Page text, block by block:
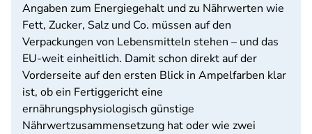
Angaben zum Energiegehalt und zu Nährwerten wie
Fett, Zucker, Salz und Co. müssen auf den
Verpackungen von Lebensmitteln stehen – und das
EU-weit einheitlich. Damit schon direkt auf der
Vorderseite auf den ersten Blick in Ampelfarben klar
ist, ob ein Fertiggericht eine
ernährungsphysiologisch günstige
Nährwertzusammensetzung hat oder wie zwei